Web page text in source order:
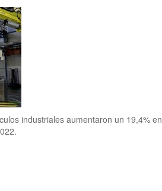
industriales aumentaron un 19,4% en